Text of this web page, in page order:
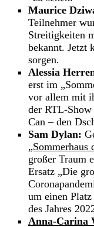
Maurice
Teilnehmer
Streitigkeiten
bekannt. Jetzt
sorgen.
Alessia
erst im
vor allem mit
der RTL-
Can – den
Sam Dylan:
„Sommerhaus
großer Traum
Ersatz „Die
um einen
des Jahres
Anna-Carina